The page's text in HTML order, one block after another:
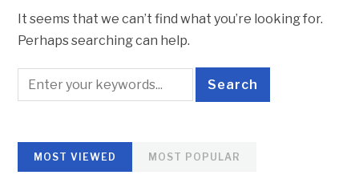
It seems that we can’t find what you’re looking for.
Perhaps searching can help.
MOST VIEWED MOST POPULAR